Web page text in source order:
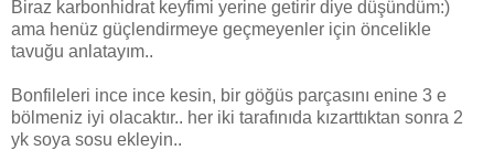
Biraz karbonhidrat keyfimi yerine getirir diye düşündüm:)
ama henüz güçlendirmeye geçmeyenler için öncelikle
tavuğu anlatayım..
Bonfileleri ince ince kesin, bir göğüs parçasını enine 3 e
bölmeniz iyi olacaktır.. her iki tarafınıda kızarttıktan sonra 2
yk soya sosu ekleyin..